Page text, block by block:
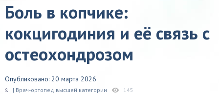
Боль в копчике:
кокцигодиния и её связь с
остеохондрозом
Опубликовано: 20 марта 2026
| Врач-ортопед высшей категории 145